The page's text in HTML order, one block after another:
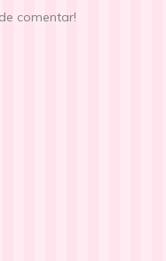
comentar!